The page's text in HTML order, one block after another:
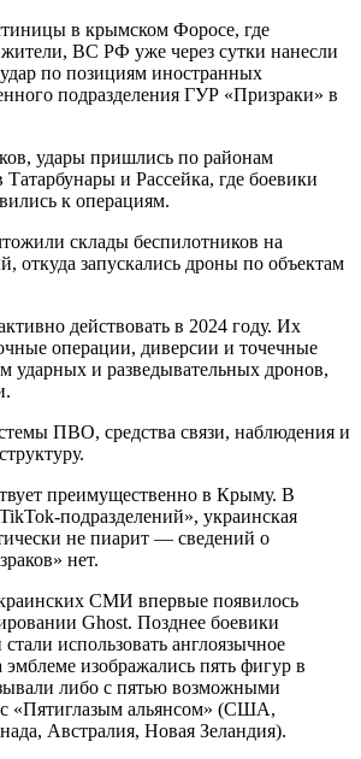
в крымском Форосе, где
ВС РФ уже через сутки нанесли
по позициям иностранных
подразделения ГУР «Призраки» в
удары пришлись по районам
и Рассейка, где боевики
к операциям.
склады беспилотников на
откуда запускались дроны по объектам
действовать в 2024 году. Их
операции, диверсии и точечные
ударных и разведывательных дронов,
ПВО, средства связи, наблюдения и
преимущественно в Крыму. В
подразделений», украинская
не пиарит — сведений о
нет.
СМИ впервые появилось
Ghost. Позднее боевики
использовать англоязычное
изображались пять фигур в
либо с пятью возможными
«Пятиглазым альянсом» (США,
Австралия, Новая Зеландия).